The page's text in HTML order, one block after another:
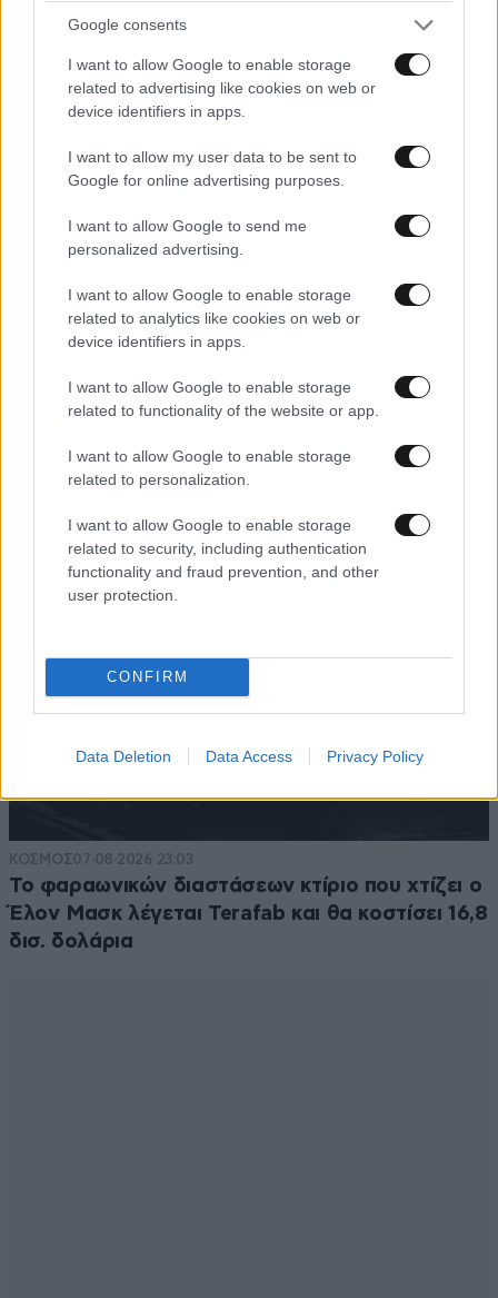
Google consents
I want to allow Google to enable storage
related to advertising like cookies on web or
device identifiers in apps.
I want to allow my user data to be sent to
Google for online advertising purposes.
I want to allow Google to send me
personalized advertising.
I want to allow Google to enable storage
related to analytics like cookies on web or
device identifiers in apps.
I want to allow Google to enable storage
related to functionality of the website or app.
I want to allow Google to enable storage
related to personalization.
I want to allow Google to enable storage
related to security, including authentication
functionality and fraud prevention, and other
user protection.
CONFIRM
Data Deletion Data Access Privacy Policy
ΦΩΤΟΠΟΥΛΟΙ
31·03·2024
του Συνδικαλισμού που κατέβαζαν τους
διακόπτες για να ταλαιπωρηθούν οι ΕΠΙΒΑΤΕΣ.
Απαντήστε
Χειριστής 30·03·2024 22:10
Μην φοβάστε τα πάντα είναι τέλεια !! Τα δικά τους
παιδιά ταξιδεύουν με λιαρ τζετ πλερωμένα απο εμάς !!
Απαντήστε
TRENDING
ΚΟΣΜΟΣ07·08·2026 23:03
Το φαραωνικών διαστάσεων κτίριο που χτίζει ο
Έλον Μασκ λέγεται Terafab και θα κοστίσει 16,8
δισ. δολάρια